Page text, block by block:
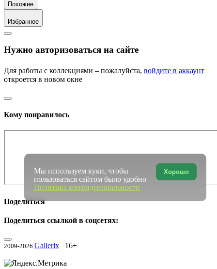
Похожие
Избранное
Нужно авторизоваться на сайте
Для работы с коллекциями – пожалуйста, войдите в аккаунт
откроется в новом окне
Кому понравилось
Поделиться
Поделиться ссылкой в соцсетях:
2009-2026 Gallerix 16+
Хорошо
Мы используем куки, чтобы
пользоваться сайтом было удобно
Политика конфиденциальности